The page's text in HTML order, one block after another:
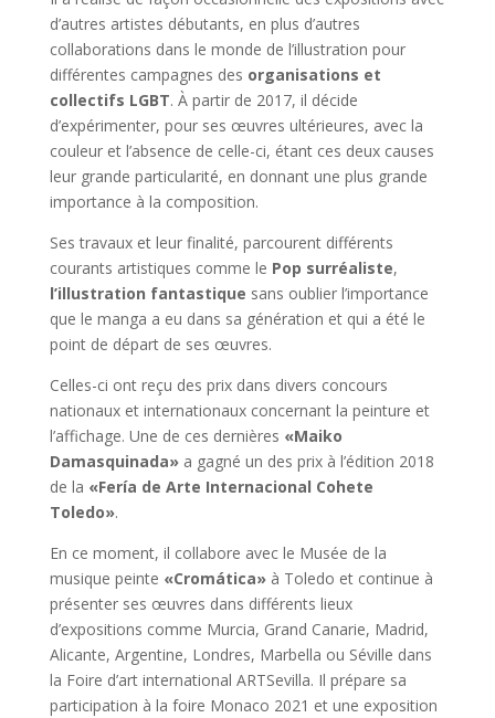
d’autres artistes débutants, en plus d’autres
collaborations dans le monde de l’illustration pour
différentes campagnes des organisations et
collectifs LGBT. À partir de 2017, il décide
d’expérimenter, pour ses œuvres ultérieures, avec la
couleur et l’absence de celle-ci, étant ces deux causes
leur grande particularité, en donnant une plus grande
importance à la composition.
Ses travaux et leur finalité, parcourent différents
courants artistiques comme le Pop surréaliste,
l’illustration fantastique sans oublier l’importance
que le manga a eu dans sa génération et qui a été le
point de départ de ses œuvres.
Celles-ci ont reçu des prix dans divers concours
nationaux et internationaux concernant la peinture et
l’affichage. Une de ces dernières «Maiko
Damasquinada»a gagné un des prix à l’édition 2018
de la «Fería de Arte Internacional Cohete
Toledo».
En ce moment, il collabore avec le Musée de la
musique peinte «Cromática»à Toledo et continue à
présenter ses œuvres dans différents lieux
d’expositions comme Murcia, Grand Canarie, Madrid,
Alicante, Argentine, Londres, Marbella ou Séville dans
la Foire d’art international ARTSevilla. Il prépare sa
participation à la foire Monaco 2021 et une exposition